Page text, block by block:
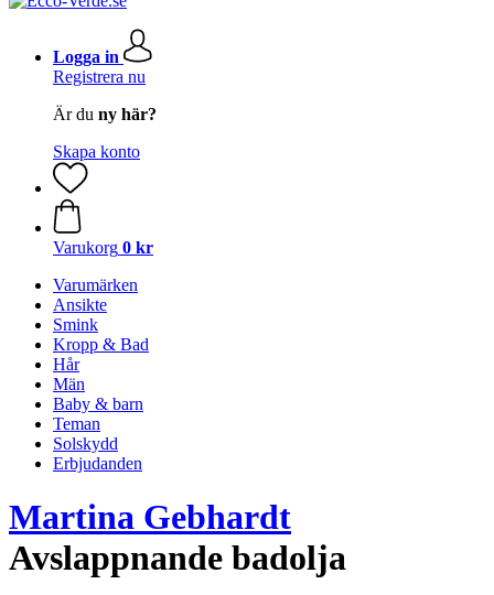
Logga in
Registrera nu
Är du ny här?
Skapa konto
Varukorg 0 kr
Varumärken
Ansikte
Smink
Kropp & Bad
Hår
Män
Baby & barn
Teman
Solskydd
Erbjudanden
Martina Gebhardt
Avslappnande badolja